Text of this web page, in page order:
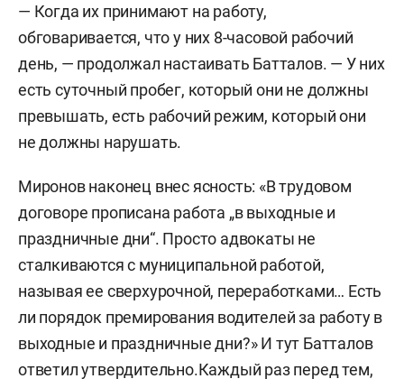
Ущерб по данному эпизоду следствие оценило в
879 тыс. рублей. И, как следует из
обвинительного заключения, Шарапов в целом
за четыре года работы получил доплаты на 1,4
млн рублей, или в среднем по 29 тыс. рублей в
месяц.
Соответствующие эпизоды следствие
квалифицировало как превышение полномочий
(ст. 286 УК РФ), Миронов вину не признает.
— Когда их принимают на работу,
обговаривается, что у них 8-часовой рабочий
день, — продолжал настаивать Батталов. — У них
есть суточный пробег, который они не должны
превышать, есть рабочий режим, который они
не должны нарушать.
Миронов наконец внес ясность: «В трудовом
договоре прописана работа „в выходные и
праздничные дни“. Просто адвокаты не
сталкиваются с муниципальной работой,
называя ее сверхурочной, переработками… Есть
ли порядок премирования водителей за работу в
выходные и праздничные дни?» И тут Батталов
ответил утвердительно.Каждый раз перед тем,